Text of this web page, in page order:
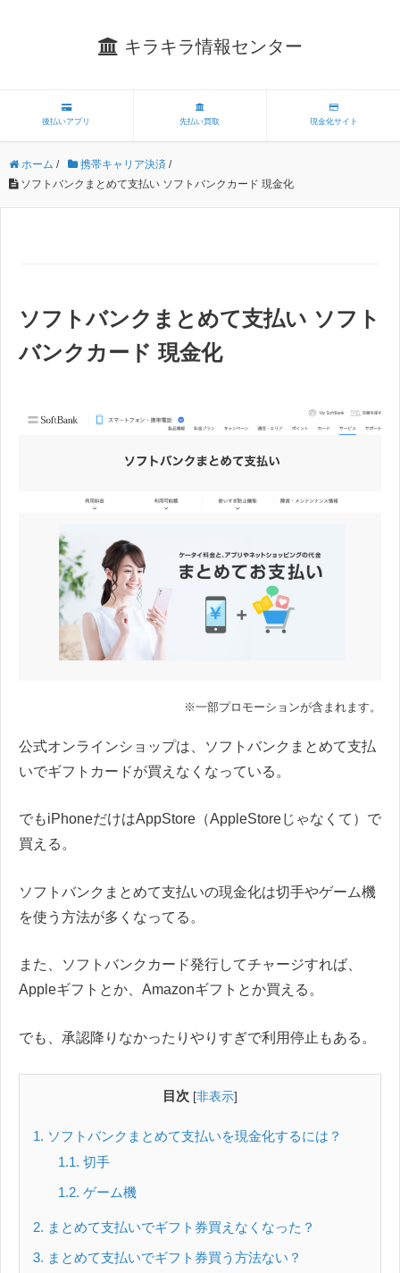
キラキラ情報センター
後払いアプリ 先払い買取 現金化サイト
ホーム / 携帯キャリア決済 /
ソフトバンクまとめて支払い ソフトバンクカード 現金化
ソフトバンクまとめて支払い ソフト
バンクカード 現金化
※一部プロモーションが含まれます。
公式オンラインショップは、ソフトバンクまとめて支払
いでギフトカードが買えなくなっている。
でもiPhoneだけはAppStore（AppleStoreじゃなくて）で
買える。
ソフトバンクまとめて支払いの現金化は切手やゲーム機
を使う方法が多くなってる。
また、ソフトバンクカード発行してチャージすれば、
Appleギフトとか、Amazonギフトとか買える。
でも、承認降りなかったりやりすぎで利用停止もある。
目次 [非表示]
1
ソフトバンクまとめて支払いを現金化するには？
1.1 切手
1.2 ゲーム機
2
まとめて支払いでギフト券買えなくなった？
3
まとめて支払いでギフト券買う方法ない？